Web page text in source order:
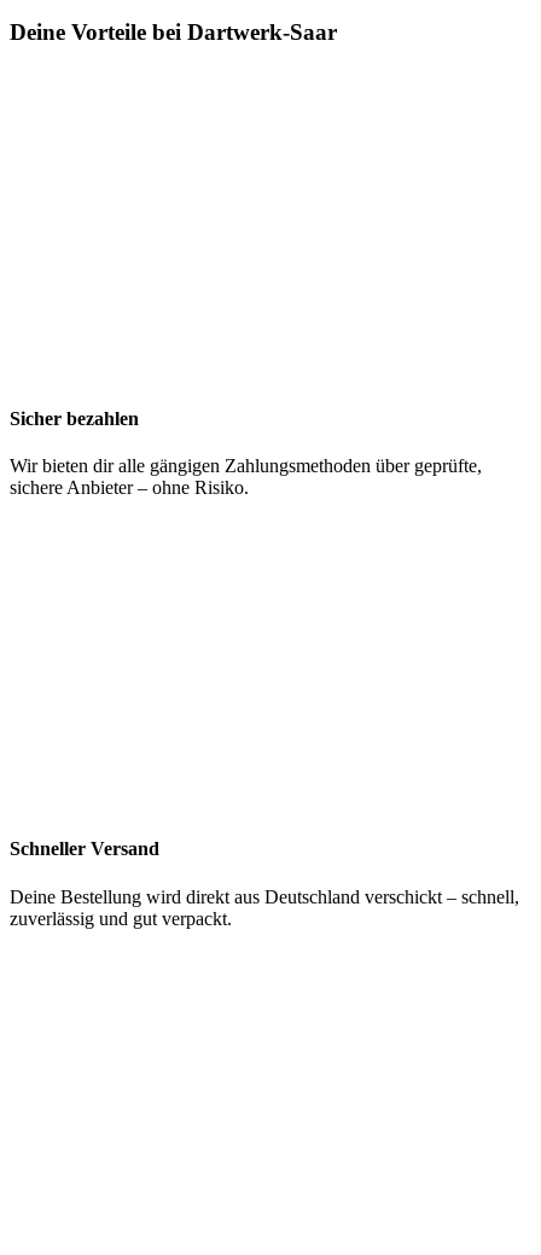
Deine Vorteile bei Dartwerk-Saar
Sicher bezahlen
Wir bieten dir alle gängigen Zahlungsmethoden über geprüfte,
sichere Anbieter – ohne Risiko.
Schneller Versand
Deine Bestellung wird direkt aus Deutschland verschickt – schnell,
zuverlässig und gut verpackt.